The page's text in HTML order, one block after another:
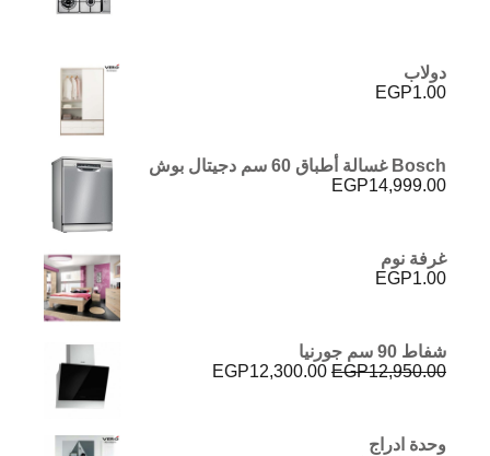
دولاب
EGP1.00
Bosch غسالة أطباق 60 سم دجيتال بوش
EGP14,999.00
غرفة نوم
EGP1.00
شفاط 90 سم جورنيا
EGP12,950.00
السعر
EGP12,300.00
وحدة ادراج